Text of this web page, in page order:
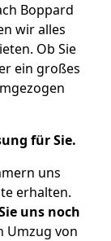
Boppard
wir alles
Ob Sie
ein großes
für Sie.
uns
erhalten.
uns noch
Umzug von